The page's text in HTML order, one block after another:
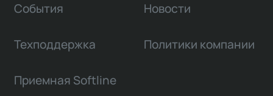
События Новости
Техподдержка Политики компании
Приемная Softline